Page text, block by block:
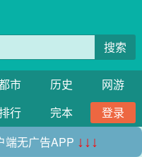
搜索
市 历史
网游
行 完本
登录
端无广告APP ↓↓↓